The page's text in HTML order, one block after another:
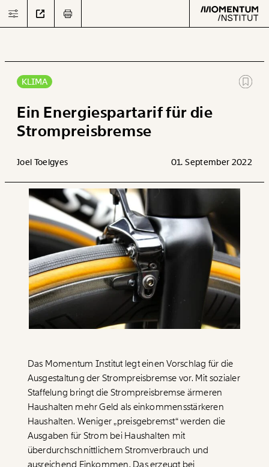
Arbeit
Verteilung
Klima
Datensätze
Paper der Woche
Projekte
Kürzungslandkarte
Erbschaftssteuer-Rechner
Koalitions-Kompass
Care-Rechner
Befristungs-Monitor
Pflegerechner
Parlagram
Über uns
Team
Jahresberichte
Pressebereich
Text second
KLIMA
Ein Energiespartarif für die
Strompreisbremse
Joel Toelgyes 01. September 2022
Das Momentum Institut legt einen Vorschlag für die
Ausgestaltung der Strompreisbremse vor. Mit sozialer
Staffelung bringt die Strompreisbremse ärmeren
Haushalten mehr Geld als einkommensstärkeren
Haushalten. Weniger „preisgebremst“ werden die
Ausgaben für Strom bei Haushalten mit
überdurchschnittlichem Stromverbrauch und